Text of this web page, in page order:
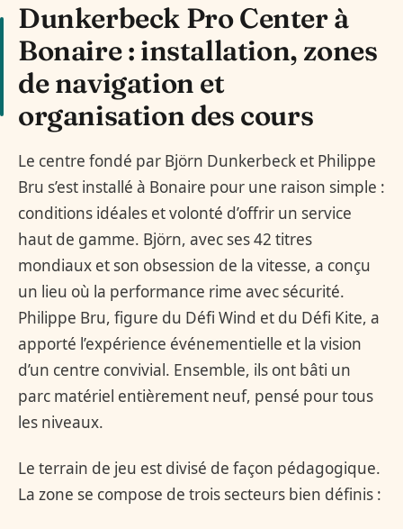
Dunkerbeck Pro Center à
Bonaire : installation, zones
de navigation et
organisation des cours
Le centre fondé par Björn Dunkerbeck et Philippe
Bru s’est installé à Bonaire pour une raison simple :
conditions idéales et volonté d’offrir un service
haut de gamme. Björn, avec ses 42 titres
mondiaux et son obsession de la vitesse, a conçu
un lieu où la performance rime avec sécurité.
Philippe Bru, figure du Défi Wind et du Défi Kite, a
apporté l’expérience événementielle et la vision
d’un centre convivial. Ensemble, ils ont bâti un
parc matériel entièrement neuf, pensé pour tous
les niveaux.
Le terrain de jeu est divisé de façon pédagogique.
La zone se compose de trois secteurs bien définis :